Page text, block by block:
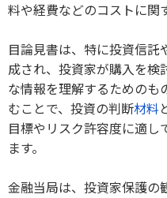
料や経費などのコストに関
目論見書は、特に投資信託
成され、投資家が購入を検
な情報を理解するためのも
むことで、投資の判断材料
目標やリスク許容度に適し
ます。
金融当局は、投資家保護の